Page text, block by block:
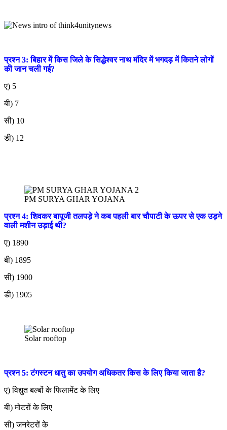
प्रश्न 3: बिहार में किस जिले के सिद्धेश्वर नाथ मंदिर में भगदड़ में कितने लोगों
की जान चली गई?
ए) 5
बी) 7
सी) 10
डी) 12
PM SURYA GHAR YOJANA
प्रश्न 4: शिवकर बापूजी तलपड़े ने कब पहली बार चौपाटी के ऊपर से एक उड़ने
वाली मशीन उड़ाई थी?
ए) 1890
बी) 1895
सी) 1900
डी) 1905
Solar rooftop
प्रश्न 5: टंगस्टन धातु का उपयोग अधिकतर किस के लिए किया जाता है?
ए) विद्युत बल्बों के फिलामेंट के लिए
बी) मोटरों के लिए
सी) जनरेटरों के